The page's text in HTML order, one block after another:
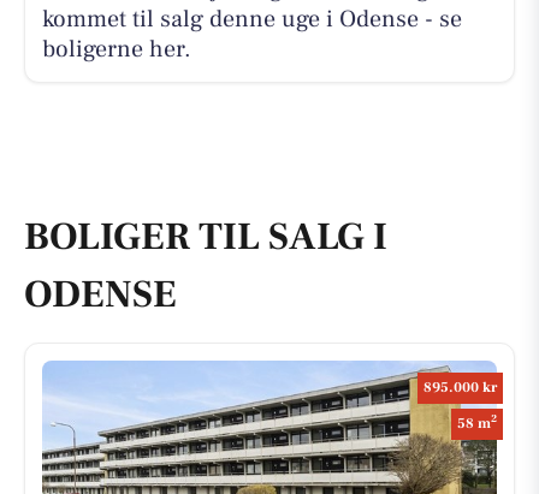
kommet til salg denne uge i Odense - se
boligerne her.
BOLIGER TIL SALG I
ODENSE
895.000 kr
58 m2